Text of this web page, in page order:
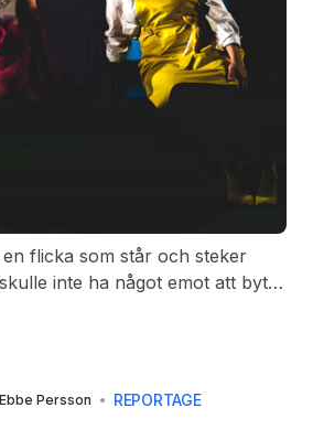
en flicka som står och steker
inte ha något emot att byta
ärten”.
Persson REPORTAGE